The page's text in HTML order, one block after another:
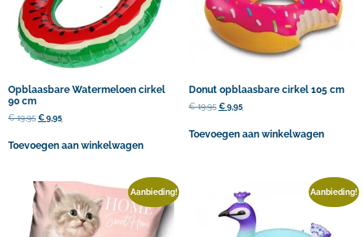
Opblaasbare Watermeloen cirkel
90 cm
€19,95 €9,95
Toevoegen aan winkelwagen
Donut opblaasbare cirkel 105 cm
€19,95 €9,95
Toevoegen aan winkelwagen
Aanbieding! Aanbieding!